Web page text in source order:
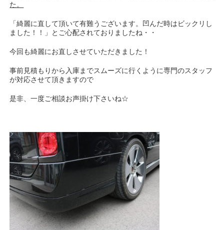
た。
「綺麗に直して頂いて有難うございます。凹んだ時はビックリし
ました！！」とご心配されておりましたね・・
今回も綺麗にお直しさせていただきました！
事前見積もりから入庫までスムーズに行くように専門のスタッフ
が対応させて頂きますので
是非、一度ご相談お声掛け下さいね☆